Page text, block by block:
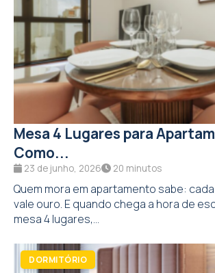
Mesa 4 Lugares para
Como...
23 de junho, 2026 20 minutos
Quem mora em apartamento sabe: cada
vale ouro. E quando chega a hora de
mesa 4 lugares,...